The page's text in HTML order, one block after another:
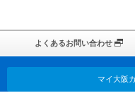
よくあるお問い合わせ
マイ大阪